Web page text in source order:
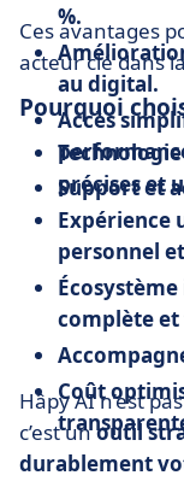
%.
au digital.
Accès
Support et
Ces avantages
acteur clé dans
Pourquoi
précises et
Expérience
personnel
complète
Coût
Hâpy AI n’est
c’est unoutil
durablement